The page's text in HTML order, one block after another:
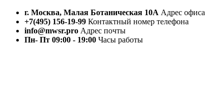
г. Москва, Малая Ботаническая 10А Адрес офиса
+7(495) 156-19-99 Контактный номер телефона
info@mwsr.pro Адрес почты
Пн- Пт 09:00 - 19:00 Часы работы